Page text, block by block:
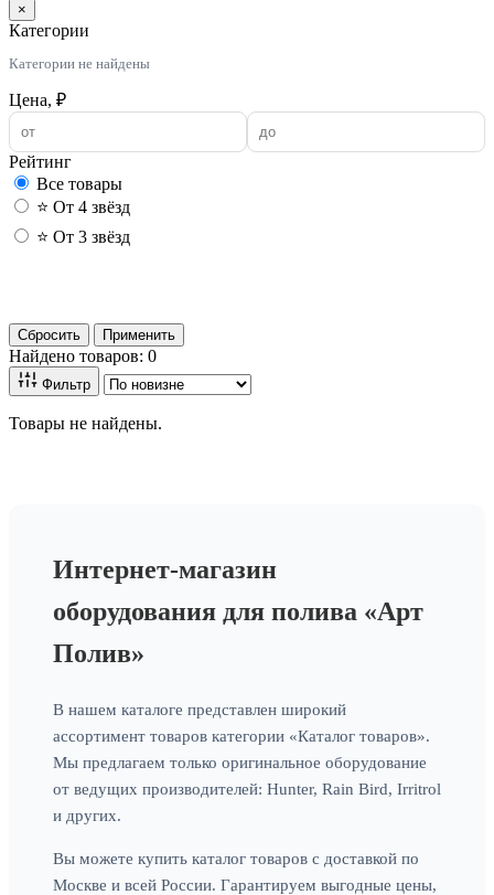
×
Категории
Категории не найдены
Цена, ₽
Рейтинг
Все товары
⭐ От 4 звёзд
⭐ От 3 звёзд
Сбросить
Применить
Найдено товаров: 0
Фильтр
Товары не найдены.
Интернет-магазин
оборудования для полива «Арт
Полив»
В нашем каталоге представлен широкий
ассортимент товаров категории «Каталог товаров».
Мы предлагаем только оригинальное оборудование
от ведущих производителей: Hunter, Rain Bird, Irritrol
и других.
Вы можете купить каталог товаров с доставкой по
Москве и всей России. Гарантируем выгодные цены,